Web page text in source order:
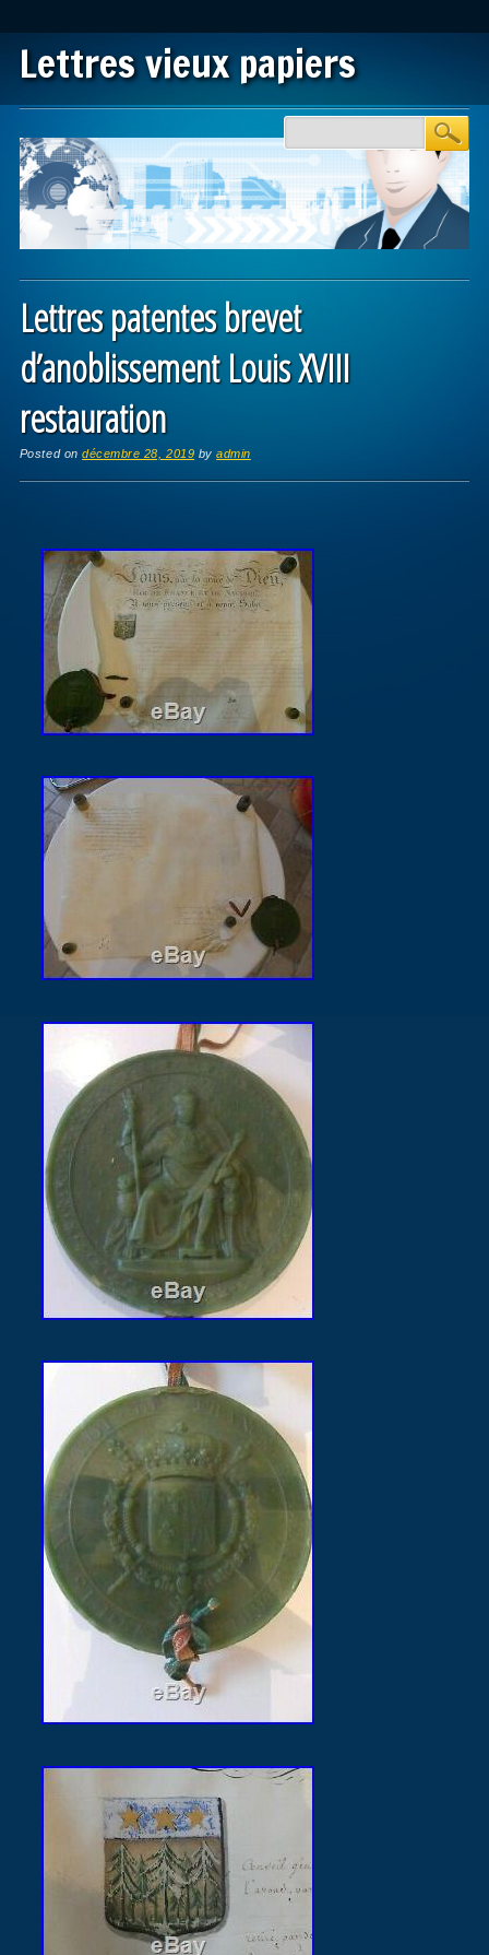
Lettres vieux papiers
Main menu
Lettres patentes brevet
d’anoblissement Louis XVIII
restauration
Posted ondécembre 28, 2019 byadmin